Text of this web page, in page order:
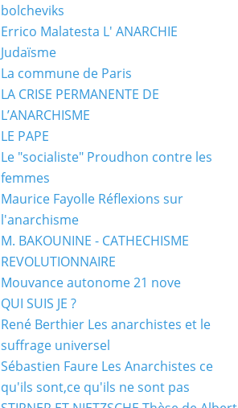
bolcheviks
Errico Malatesta L' ANARCHIE
Judaïsme
La commune de Paris
LA CRISE PERMANENTE DE
L’ANARCHISME
LE PAPE
Le "socialiste" Proudhon contre les
femmes
Maurice Fayolle Réflexions sur
l'anarchisme
M. BAKOUNINE - CATHECHISME
REVOLUTIONNAIRE
Mouvance autonome 21 nove
QUI SUIS JE ?
René Berthier Les anarchistes et le
suffrage universel
Sébastien Faure Les Anarchistes ce
qu'ils sont,ce qu'ils ne sont pas